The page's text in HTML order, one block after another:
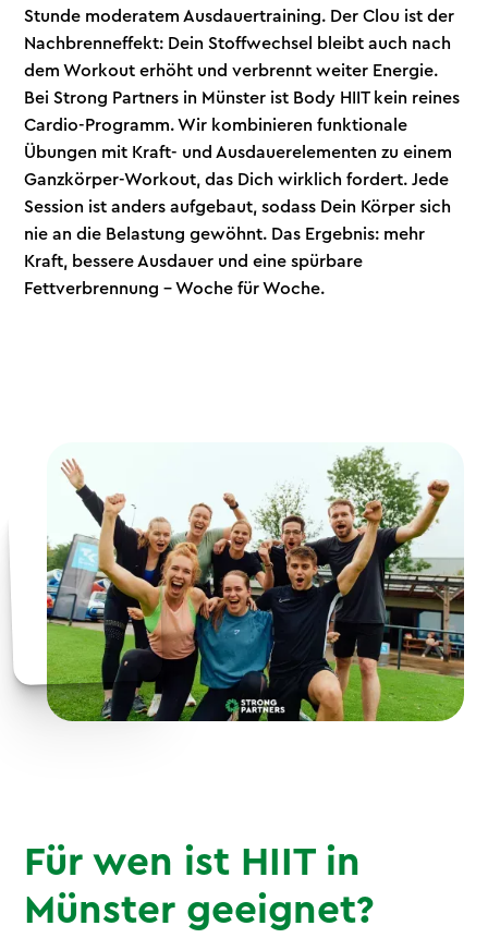
Stunde moderatem Ausdauertraining. Der Clou ist der
Nachbrenneffekt: Dein Stoffwechsel bleibt auch nach
dem Workout erhöht und verbrennt weiter Energie.
Bei Strong Partners in Münster ist Body HIIT kein reines
Cardio-Programm. Wir kombinieren funktionale
Übungen mit Kraft- und Ausdauerelementen zu einem
Ganzkörper-Workout, das Dich wirklich fordert. Jede
Session ist anders aufgebaut, sodass Dein Körper sich
nie an die Belastung gewöhnt. Das Ergebnis: mehr
Kraft, bessere Ausdauer und eine spürbare
Fettverbrennung – Woche für Woche.
Für wen ist HIIT in
Münster geeignet?